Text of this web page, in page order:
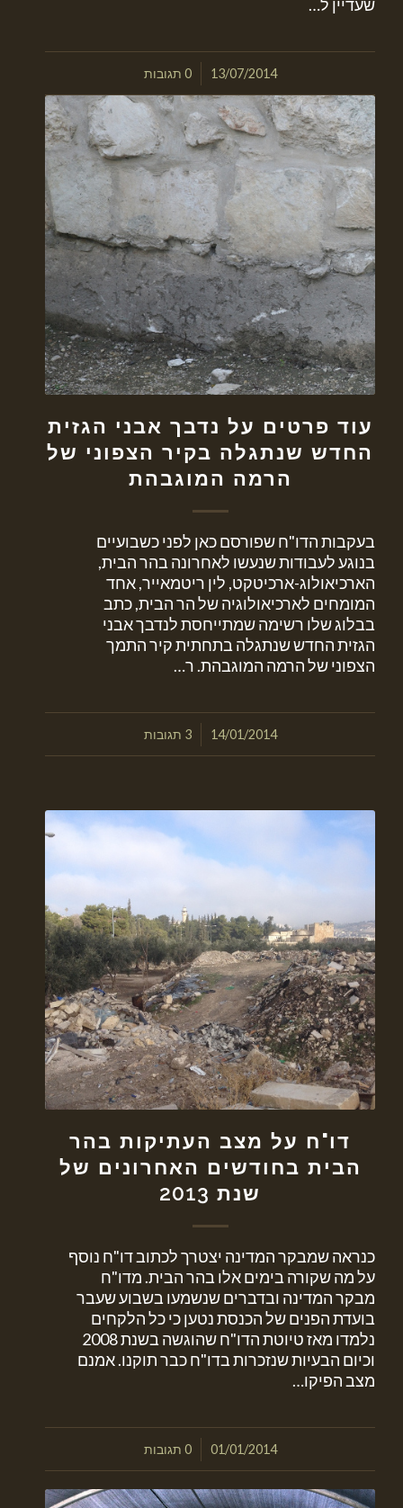
שעדיין ל…
13/07/2014
/ 0 תגובות
עוד פרטים על נדבך אבני הגזית
החדש שנתגלה בקיר הצפוני של
הרמה המוגבהת
בעקבות הדו"ח שפורסם כאן לפני כשבועיים
בנוגע לעבודות שנעשו לאחרונה בהר הבית,
הארכיאולוג-ארכיטקט, לין ריטמאייר, אחד
המומחים לארכיאולוגיה של הר הבית, כתב
בבלוג שלו רשימה שמתייחסת לנדבך אבני
הגזית החדש שנתגלה בתחתית קיר התמך
הצפוני של הרמה המוגבהת. ר…
14/01/2014
/ 3 תגובות
דו"ח על מצב העתיקות בהר
הבית בחודשים האחרונים של
שנת 2013
כנראה שמבקר המדינה יצטרך לכתוב דו"ח נוסף
על מה שקורה בימים אלו בהר הבית. מדו"ח
מבקר המדינה ובדברים שנשמעו בשבוע שעבר
בועדת הפנים של הכנסת נטען כי כל הלקחים
נלמדו מאז טיוטת הדו"ח שהוגשה בשנת 2008
וכיום הבעיות שנזכרות בדו"ח כבר תוקנו. אמנם
מצב הפיקו…
01/01/2014
/ 0 תגובות